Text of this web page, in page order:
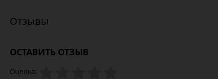
ОСТАВИТЬ ОТЗЫВ
Оценка: